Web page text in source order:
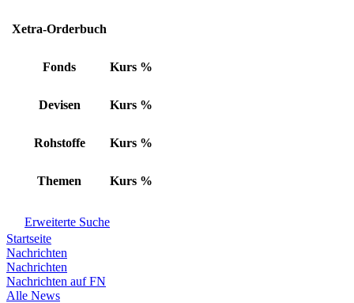
Xetra-Orderbuch
Fonds Kurs %
Devisen Kurs %
Rohstoffe Kurs %
Themen Kurs %
Erweiterte Suche
Startseite
Nachrichten
Nachrichten
Nachrichten auf FN
Alle News